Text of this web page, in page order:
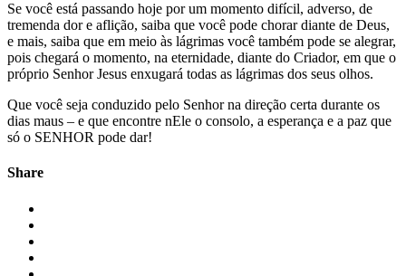
Se você está passando hoje por um momento difícil, adverso, de
tremenda dor e aflição, saiba que você pode chorar diante de Deus,
e mais, saiba que em meio às lágrimas você também pode se alegrar,
pois chegará o momento, na eternidade, diante do Criador, em que o
próprio Senhor Jesus enxugará todas as lágrimas dos seus olhos.
Que você seja conduzido pelo Senhor na direção certa durante os
dias maus – e que encontre nEle o consolo, a esperança e a paz que
só o SENHOR pode dar!
Share